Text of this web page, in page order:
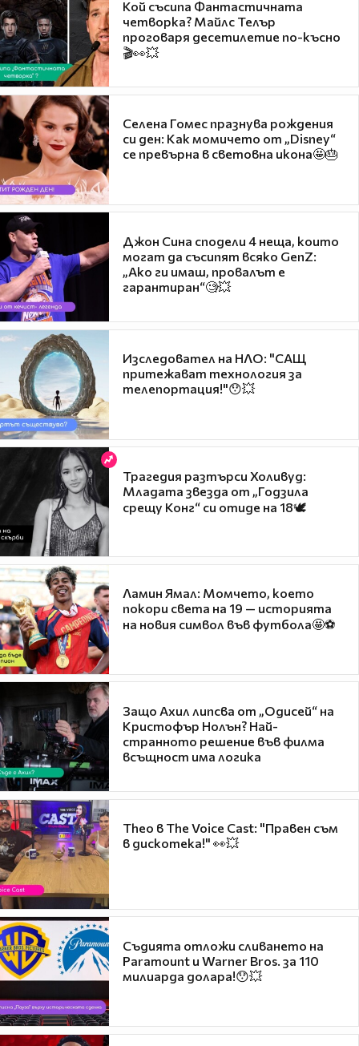
Кой съсипа Фантастичната
четворка? Майлс Телър
проговаря десетилетие по-късно
🎬👀💥
Селена Гомес празнува рождения
си ден: Как момичето от „Disney“
се превърна в световна икона🤩🎂
Джон Сина сподели 4 неща, които
могат да съсипят всяко GenZ:
„Ако ги имаш, провалът е
гарантиран“🧐💥
Изследовател на НЛО: "САЩ
притежават технология за
телепортация!"😯💥
Трагедия разтърси Холивуд:
Младата звезда от „Годзила
срещу Конг“ си отиде на 18🕊️
Ламин Ямал: Момчето, което
покори света на 19 — историята
на новия символ във футбола🤩⚽
Защо Ахил липсва от „Одисей“ на
Кристофър Нолън? Най-
странното решение във филма
всъщност има логика
Theo в The Voice Cast: "Правен съм
в дискотека!" 👀💥
Съдията отложи сливането на
Paramount и Warner Bros. за 110
милиарда долара!😯💥